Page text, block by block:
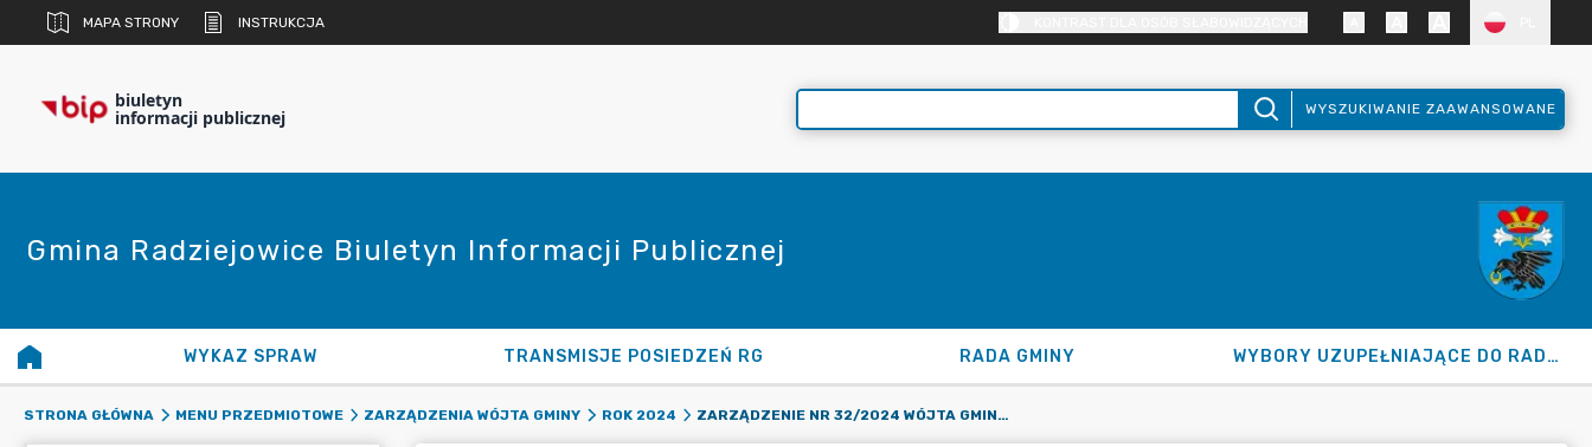
MAPA STRONY INSTRUKCJA
biuletyn
informacji publicznej WYSZUKIWANIE ZAAWANSOWANE
Gmina Radziejowice Biuletyn Informacji Publicznej
WYKAZ SPRAW TRANSMISJE POSIEDZEŃ RG RADA GMINY WYBORY UZUPEŁNIAJĄCE DO RADY GMINY 2026
STRONA GŁÓWNA MENU PRZEDMIOTOWE ZARZĄDZENIA WÓJTA GMINY ROK 2024 ZARZĄDZENIE NR 32/2024 WÓJTA GMINY RADZIEJOWICE Z DNIA 21.03.2024 R. W SPRAWIE: ZATWIERDZENIA KONKURSU NA STANOWISKO DYREKTORA SZKOŁY PODSTAWOWEJ IM. WŁADYSŁAWA RDZANOWSKIEGO W RADZIEJOWICACH